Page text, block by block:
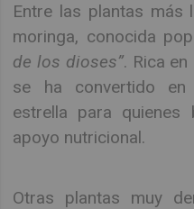
Entre las plantas más
moringa, conocida
de los dioses”. Rica
se ha convertido
estrella para quienes
apoyo nutricional.
Otras plantas muy